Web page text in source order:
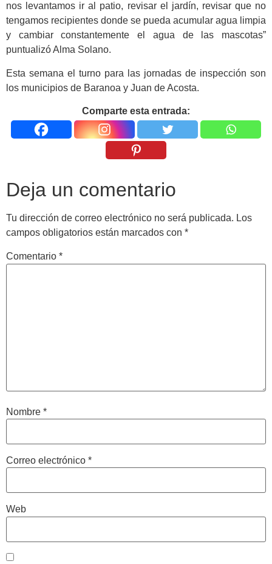
nos levantamos ir al patio, revisar el jardín, revisar que no
tengamos recipientes donde se pueda acumular agua limpia
y cambiar constantemente el agua de las mascotas”
puntualizó Alma Solano.
Esta semana el turno para las jornadas de inspección son
los municipios de Baranoa y Juan de Acosta.
Comparte esta entrada:
Deja un comentario
Tu dirección de correo electrónico no será publicada. Los
campos obligatorios están marcados con *
Comentario *
Nombre *
Correo electrónico *
Web